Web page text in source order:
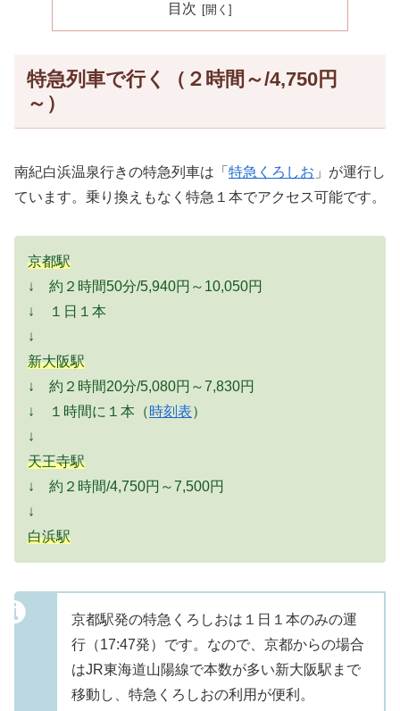
目次
特急列車で行く（２時間～/4,750円
～）
南紀白浜温泉行きの特急列車は「 特急くろしお 」が運行し
ています。乗り換えもなく特急１本でアクセス可能です。
京都駅
↓ 約２時間50分/5,940円～10,050円
↓ １日１本
↓
新大阪駅
↓ 約２時間20分/5,080円～7,830円
↓ １時間に１本（時刻表）
↓
天王寺駅
↓ 約２時間/4,750円～7,500円
↓
白浜駅
京都駅発の特急くろしおは１日１本のみの運
行（17:47発）です。なので、京都からの場合
はJR東海道山陽線で本数が多い新大阪駅まで
移動し、特急くろしおの利用が便利。